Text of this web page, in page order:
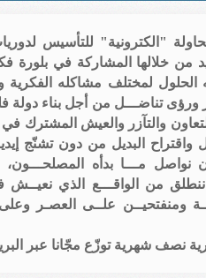
"الكترونية" للتأسيس
من خلالها المشاركة في بلورة
الحلول لمختلف مشاكله الفكرية
ورؤى تناضـــل من أجل بناء دولة
والتآزر والعيش المشترك في
واقتراح البديل من دون تشنّج
مـــا بدأه
ننطلق من الواقـــع الذي نعيــش
ومنفتحيــن علــى
نصف شهرية توزّع مجّانا عبر